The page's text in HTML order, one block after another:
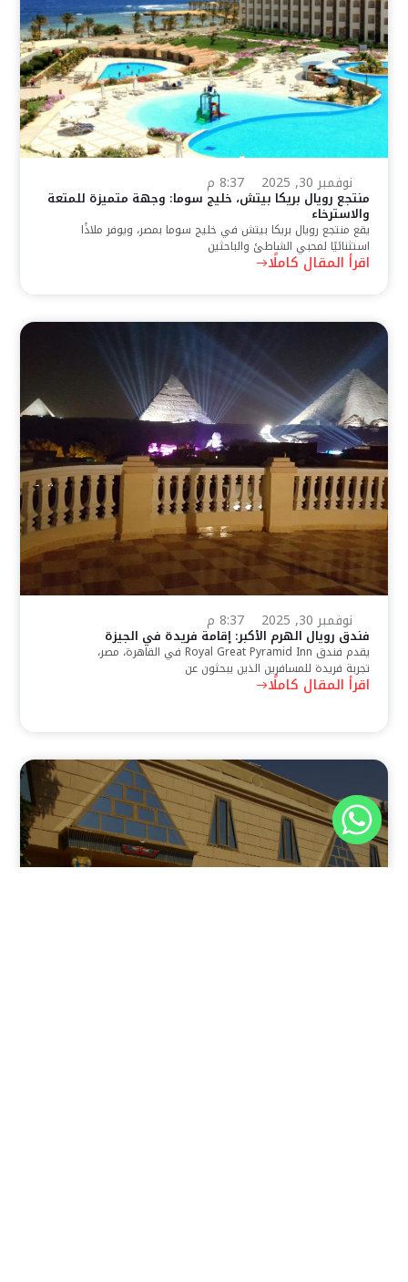
نوفمبر 30, 2025 8:37 م
منتجع رويال بريكا بيتش، خليج سوما: وجهة متميزة للمتعة
والاسترخاء
يقع منتجع رويال بريكا بيتش في خليج سوما بمصر، ويوفر ملاذًا
استثنائيًا لمحبي الشاطئ والباحثين
اقرأ المقال كاملًا
نوفمبر 30, 2025 8:37 م
فندق رويال الهرم الأكبر: إقامة فريدة في الجيزة
يقدم فندق Royal Great Pyramid Inn في القاهرة، مصر،
تجربة فريدة للمسافرين الذين يبحثون عن
اقرأ المقال كاملًا